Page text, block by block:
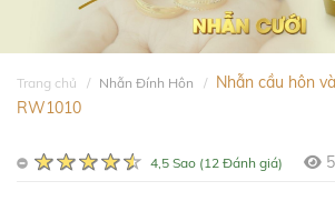
Trang chủ Nhẫn Đính Hôn
Nhẫn cầu hôn
RW1010
4,5 Sao (12 Đánh giá)